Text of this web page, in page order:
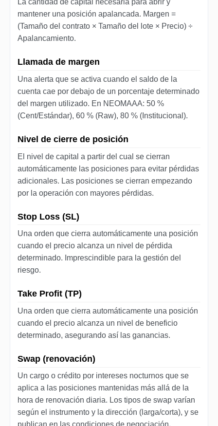
La cantidad de capital necesaria para abrir y
mantener una posición apalancada. Margen =
(Tamaño del contrato × Tamaño del lote × Precio) ÷
Apalancamiento.
Llamada de margen
Una alerta que se activa cuando el saldo de la
cuenta cae por debajo de un porcentaje determinado
del margen utilizado. En NEOMAAA: 50 %
(Cent/Estándar), 60 % (Raw), 80 % (Institucional).
Nivel de cierre de posición
El nivel de capital a partir del cual se cierran
automáticamente las posiciones para evitar pérdidas
adicionales. Las posiciones se cierran empezando
por la operación con mayores pérdidas.
Stop Loss (SL)
Una orden que cierra automáticamente una posición
cuando el precio alcanza un nivel de pérdida
determinado. Imprescindible para la gestión del
riesgo.
Take Profit (TP)
Una orden que cierra automáticamente una posición
cuando el precio alcanza un nivel de beneficio
determinado, asegurando así las ganancias.
Swap (renovación)
Un cargo o crédito por intereses nocturnos que se
aplica a las posiciones mantenidas más allá de la
hora de renovación diaria. Los tipos de swap varían
según el instrumento y la dirección (larga/corta), y se